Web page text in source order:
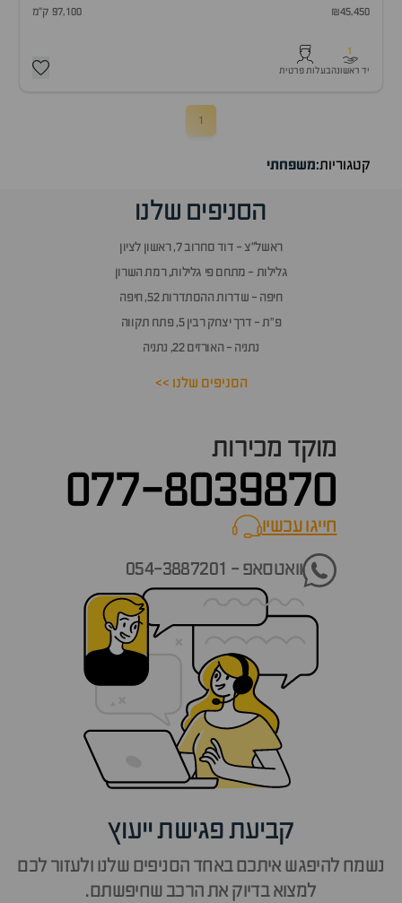
₪45,450 97,100 ק"מ
1
יד ראשונהבעלות פרטית
1
קטגוריות:משפחתי
הסניפים שלנו
ראשל״צ - דוד סחרוב 7, ראשון לציון
גלילות - מתחם פי גלילות, רמת השרון
חיפה - שדרות ההסתדרות 52, חיפה
פ״ת - דרך יצחק רבין 5, פתח תקווה
נתניה - האורזים 22, נתניה
הסניפים שלנו >>
מוקד מכירות
077-8039870
חייגו עכשיוcall now
וואטסאפ - 054-3887201
קביעת פגישת ייעוץ
נשמח להיפגש איתכם באחד הסניפים שלנו ולעזור לכם
למצוא בדיוק את הרכב שחיפשתם.